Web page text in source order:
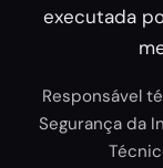
executada
Responsável
Segurança da